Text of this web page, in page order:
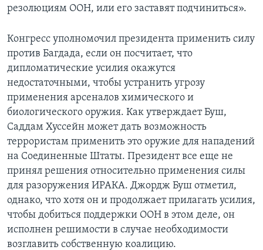
резолюциям ООН, или его заставят подчиниться».
Конгресс уполномочил президента применить силу
против Багдада, если он посчитает, что
дипломатические усилия окажутся
недостаточными, чтобы устранить угрозу
применения арсеналов химического и
биологического оружия. Как утверждает Буш,
Саддам Хуссейн может дать возможность
террористам применить это оружие для нападений
на Соединенные Штаты. Президент все еще не
принял решения относительно применения силы
для разоружения ИРАКА. Джордж Буш отметил,
однако, что хотя он и продолжает прилагать усилия,
чтобы добиться поддержки ООН в этом деле, он
исполнен решимости в случае необходимости
возглавить собственную коалицию.